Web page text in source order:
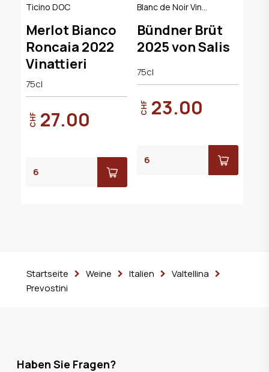
Ticino DOC
Merlot Bianco
Roncaia 2022
Vinattieri
75cl
CHF 27.00
Blanc de Noir Vin
Graubünden
Bündner Brüt
2025 von Salis
75cl
CHF 23.00
Startseite Weine Italien
Valtellina
Prevostini
Haben Sie Fragen?